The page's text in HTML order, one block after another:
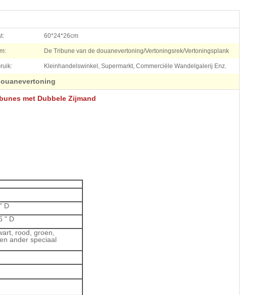
60*24*26cm
De Tribune van de douanevertoning/Vertoningsrek/Vertoningsplank
Kleinhandelswinkel, Supermarkt, Commerciële Wandelgalerij Enz.
met Dubbele Zijmand
D
" D
rood, groen,
ander speciaal